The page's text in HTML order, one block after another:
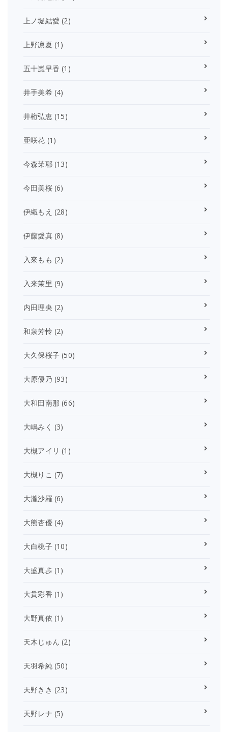
上ノ堀結愛 (2)
上野凛夏 (1)
五十嵐早香 (1)
井手美希(4)
井桁弘恵(15)
亜咲花 (1)
今森茉耶(13)
今田美桜(6)
伊織もえ (28)
伊藤愛真(8)
入來もも (2)
入来茉里 (9)
内田理央 (2)
和泉芳怜 (2)
大久保桜子 (50)
大原優乃 (93)
大和田南那 (66)
大嶋みく (3)
大槻アイリ (1)
大槻りこ (7)
大瀧沙羅 (6)
大熊杏優(4)
大白桃子(10)
大盛真歩(1)
大貫彩香 (1)
大野真依 (1)
天木じゅん (2)
天羽希純(50)
天野きき (23)
天野レナ (5)